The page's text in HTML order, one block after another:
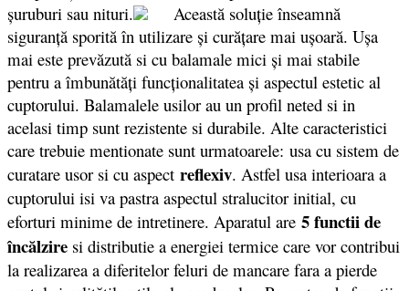
şuruburi sau nituri.
Această soluţie înseamnă
siguranţă sporită în utilizare şi curăţare mai uşoară. Uşa
mai este prevăzută si cu balamale mici şi mai stabile
pentru a îmbunătăţi funcţionalitatea şi aspectul estetic al
cuptorului. Balamalele usilor au un profil neted si in
acelasi timp sunt rezistente si durabile. Alte caracteristici
care trebuie mentionate sunt urmatoarele: usa cu sistem de
curatare usor si cu aspect reflexiv. Astfel usa interioara a
cuptorului isi va pastra aspectul stralucitor initial, cu
eforturi minime de intretinere. Aparatul are 5 functii de
încălzire si distributie a energiei termice care vor contribui
la realizarea a diferitelor feluri de mancare fara a pierde